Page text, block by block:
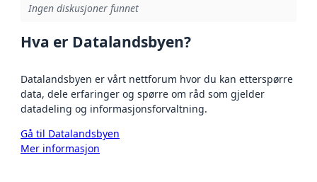
Ingen diskusjoner funnet
Hva er Datalandsbyen?
Datalandsbyen er vårt nettforum hvor du kan etterspørre
data, dele erfaringer og spørre om råd som gjelder
datadeling og informasjonsforvaltning.
Gå til Datalandsbyen
Mer informasjon